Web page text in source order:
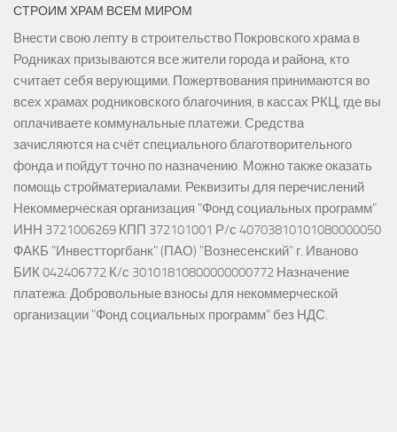
СТРОИМ ХРАМ ВСЕМ МИРОМ
Внести свою лепту в строительство Покровского храма в
Родниках призываются все жители города и района, кто
считает себя верующими. Пожертвования принимаются во
всех храмах родниковского благочиния, в кассах РКЦ, где вы
оплачиваете коммунальные платежи. Средства
зачисляются на счёт специального благотворительного
фонда и пойдут точно по назначению. Можно также оказать
помощь стройматериалами. Реквизиты для перечислений
Некоммерческая организация "Фонд социальных программ"
ИНН 3721006269 КПП 372101001 Р/с 40703810101080000050
ФАКБ "Инвестторгбанк" (ПАО) "Вознесенский" г. Иваново
БИК 042406772 К/с 30101810800000000772 Назначение
платежа: Добровольные взносы для некоммерческой
организации "Фонд социальных программ" без НДС.